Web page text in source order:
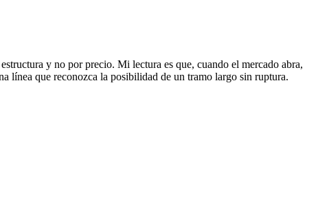
y no por precio. Mi lectura es que, cuando el mercado abra,
línea que reconozca la posibilidad de un tramo largo sin ruptura.